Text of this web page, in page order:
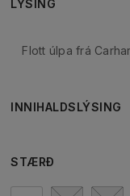
LÝSING
Flott úlpa frá
INNIHALDSLÝSING
STÆRÐ